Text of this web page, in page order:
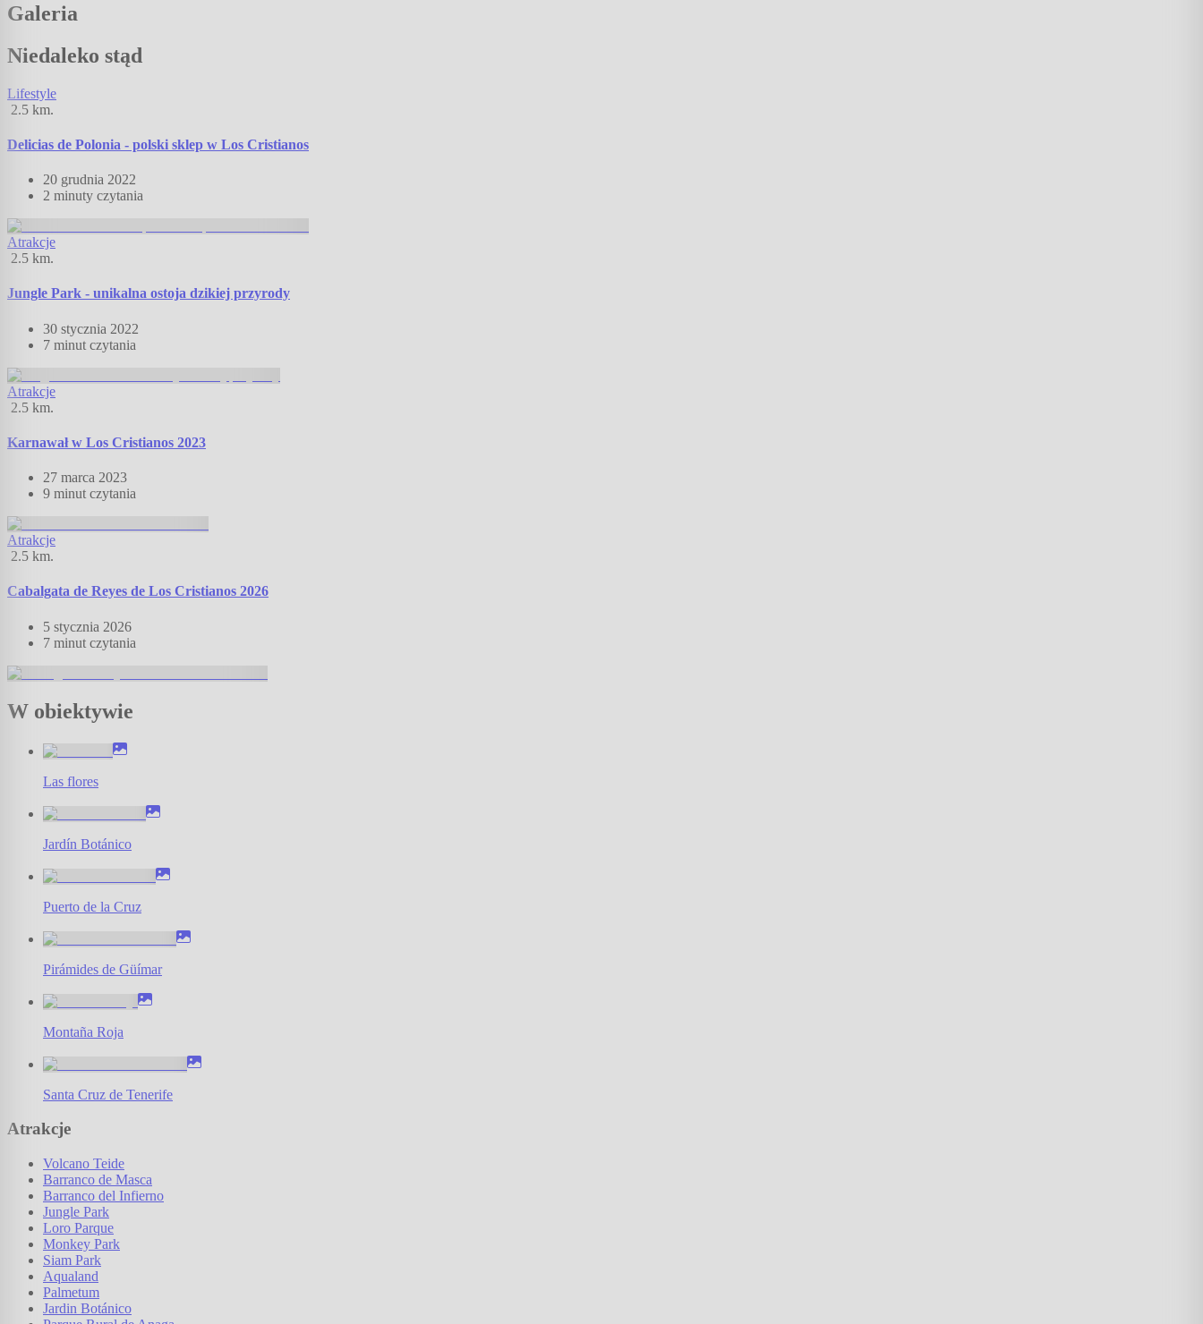
Galeria
Niedaleko stąd
Lifestyle
2.5 km.
Delicias de Polonia - polski sklep w Los Cristianos
20 grudnia 2022
2 minuty czytania
Atrakcje
2.5 km.
Jungle Park - unikalna ostoja dzikiej przyrody
30 stycznia 2022
7 minut czytania
Atrakcje
2.5 km.
Karnawał w Los Cristianos 2023
27 marca 2023
9 minut czytania
Atrakcje
2.5 km.
Cabalgata de Reyes de Los Cristianos 2026
5 stycznia 2026
7 minut czytania
W obiektywie
Las flores
Jardín Botánico
Puerto de la Cruz
Pirámides de Güímar
Montaña Roja
Santa Cruz de Tenerife
Atrakcje
Volcano Teide
Barranco de Masca
Barranco del Infierno
Jungle Park
Loro Parque
Monkey Park
Siam Park
Aqualand
Palmetum
Jardin Botánico